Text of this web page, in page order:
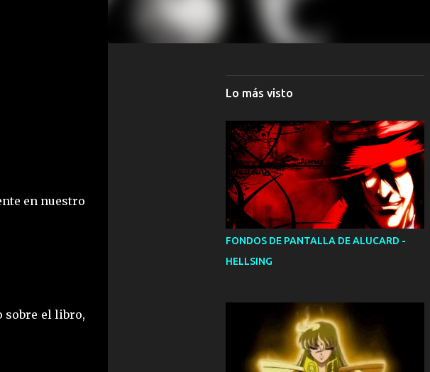
en nuestro
sobre el libro,
Lo más visto
FONDOS DE PANTALLA DE ALUCARD -
HELLSING